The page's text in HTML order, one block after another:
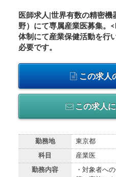
医師求人|世界有数の精密機
野）にて専属産業医募集。
体制にて産業保健活動を行
必要です。
この求人
この求人
勤務地 東京都
科目 産業医
勤務内容
・対象者へ